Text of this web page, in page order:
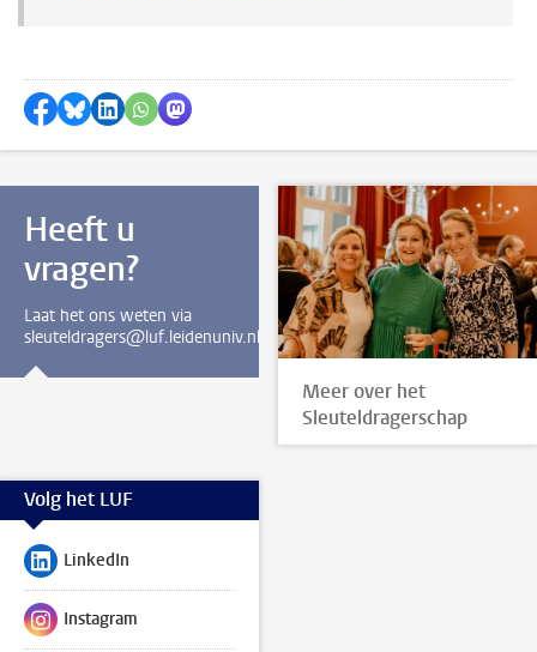
Delen op Facebook
Delen via Bluesky
Delen op LinkedIn
Delen via WhatsApp
Delen via Mastodon
Heeft u
vragen?
Laat het ons weten via
sleuteldragers@luf.leidenuniv.nl.
Meer over het
Sleuteldragerschap
Volg het LUF
Volg ons op
LinkedIn
Volg ons op
Instagram